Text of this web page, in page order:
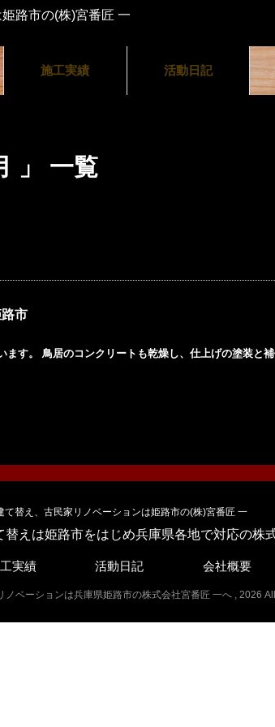
施工実績 活動日記
」 一覧
市
ます。 鳥居のコンクリートも乾燥し、仕上げの塗装と
えは姫路市をはじめ兵庫県各地で対応の株
実績 活動日記 会社概要
ベーションは兵庫県姫路市の株式会社宮番匠 一へ , 2026